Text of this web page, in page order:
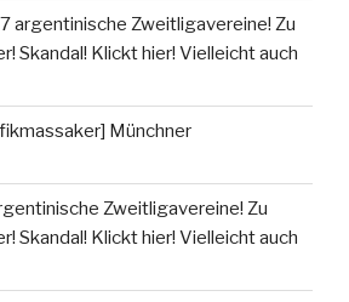
argentinische Zweitligavereine! Zu
Skandal! Klickt hier! Vielleicht auch
Münchner
Zweitligavereine! Zu
Skandal! Klickt hier! Vielleicht auch